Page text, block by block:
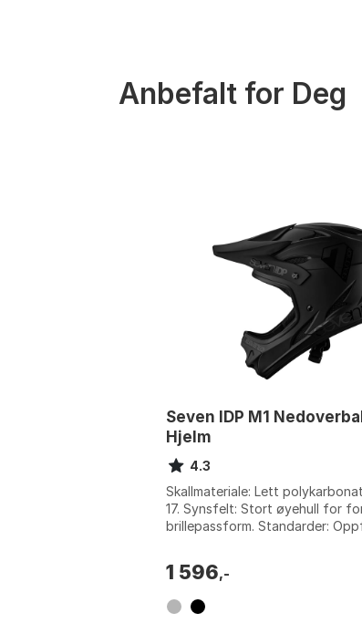
Anbefalt for Deg
Seven IDP M1
Hjelm
4.3
Skallmateriale: Lett
17. Synsfelt: Stort øyehull for
brillepassform. Standarder:
1 596,-